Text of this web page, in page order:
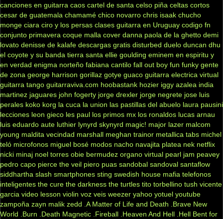
canciones en guitarra caos cartel de santa celso piña celtas cortos
cesar de guatemala chamamé chico novarro chris isaak chucho
monge ciara ciro y los persas clases guitarra en Uruguay codigo fn
conjunto primavera coque malla cover danna paola de la ghetto demi
lovato denisse de kalafe descargas gratis disturbed duelo duncan dhu
el coyote y su banda tierra santa ellie goulding eminem en espiritu y
en verdad enigma norteño fabiana cantilo fall out boy fun funky gente
de zona george harrison gorillaz gotye guaco guitarra electrica virtual
guitarra tango guitarraviva.com hoobastank hozier iggy azalea india
martinez jaguares john fogerty jorge drexler jorge negrete jose luis
perales koko korg la cuca la union las pastillas del abuelo laura pausini
lecciones leon gieco les paul los primos mx los ronaldos lucas arnau
luis eduardo aute luthier lynyrd skynyrd magic! major lazer malcom
young maldita vecindad marshall meghan trainor metallica tabs michel
teló microfonos miguel bosé modos nacho navajita platea nek netflix
nicki minaj noel torres obie bermudez organo virtual pearl jam peavey
pedro capo pierce the veil piero puas sandobal sandoval santaflow
siddhartha slash smartphones sting swedish house mafia telefonos
inteligentes the cure the darkness the turtles tito torbellino tush vicente
garcia video lesson violin voz veis weezer yahoo yotuel youtube
zampoña zayn malik zedd .A Matter of Life and Death
.Brave New
World
.Burn .Death Magnetic .Fireball .Heaven And Hell .Hell Bent for